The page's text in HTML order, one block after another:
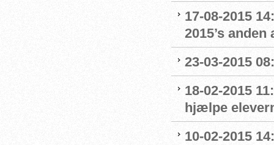
17-08-2015
2015’s
23-03-2015
18-02-2015
hjælpe
10-02-2015